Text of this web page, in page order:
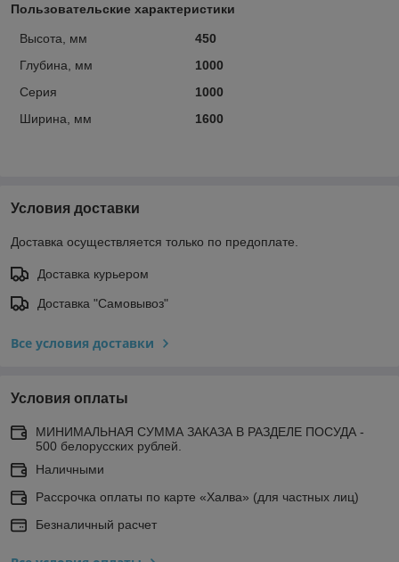
Пользовательские характеристики
Высота, мм
450
Глубина, мм
1000
Серия
1000
Ширина, мм
1600
Условия доставки
Доставка осуществляется только по предоплате.
Доставка курьером
Доставка "Самовывоз"
Все условия доставки
Условия оплаты
МИНИМАЛЬНАЯ СУММА ЗАКАЗА В РАЗДЕЛЕ ПОСУДА -
500 белорусских рублей.
Наличными
Рассрочка оплаты по карте «Халва» (для частных лиц)
Безналичный расчет